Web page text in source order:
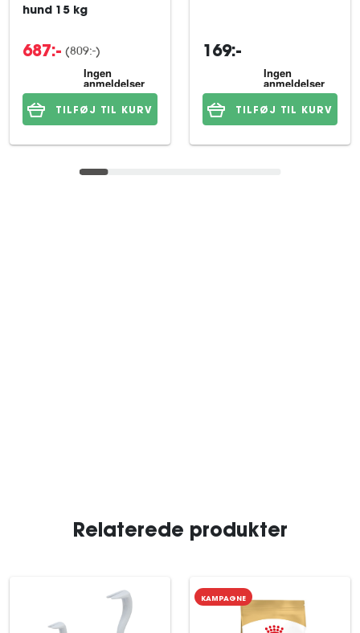
hund 15 kg
687:- (809:-)
TILFØJ TIL KURV
169:-
TILFØJ TIL KURV
Relaterede produkter
KAMPAGNE